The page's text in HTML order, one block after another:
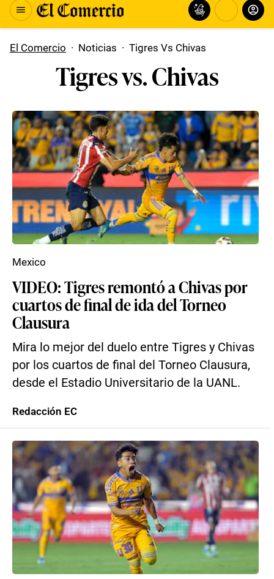
El Comercio · Noticias · Tigres Vs Chivas
Tigres vs. Chivas
VIDEO: Tigres remontó a Chivas por
cuartos de final de ida del Torneo
Clausura
Mira lo mejor del duelo entre Tigres y Chivas
por los cuartos de final del Torneo Clausura,
desde el Estadio Universitario de la UANL.
Mexico
Redacción EC